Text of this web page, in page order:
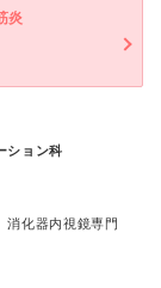
炎
ション科
消化器内視鏡専門